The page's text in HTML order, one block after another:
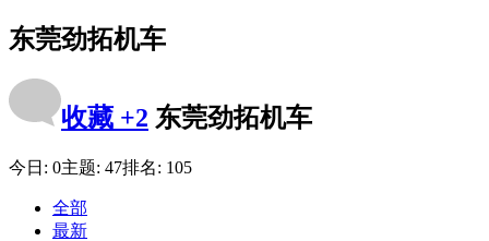
东莞劲拓机车
收藏 +2 东莞劲拓机车
今日: 0主题: 47排名: 105
全部
最新